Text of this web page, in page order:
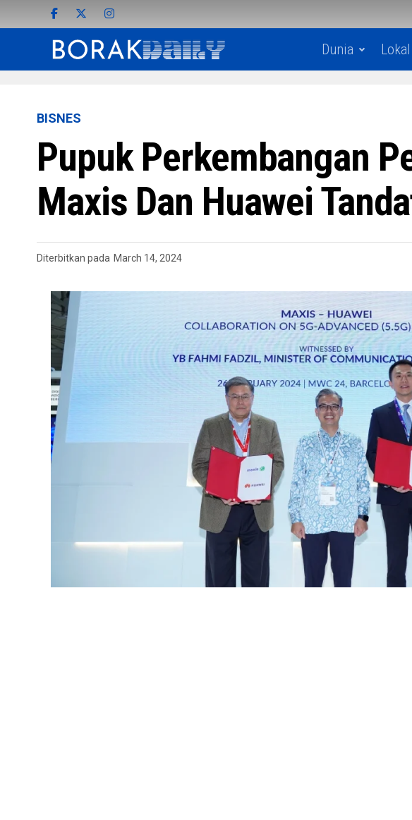
Dunia Lokal
BISNES
Pupuk Perkembangan
Maxis Dan Huawei
Diterbitkan pada March 14, 2024